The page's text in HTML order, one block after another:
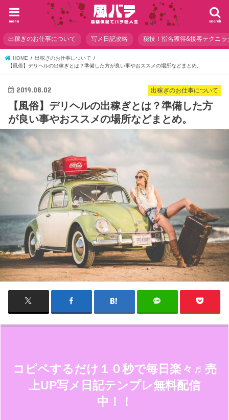
search
menu
出稼ぎのお仕事について 写メ日記攻略 秘技！指名獲得&接客テクニッ
HOME
出稼ぎのお仕事について
【風俗】デリヘルの出稼ぎとは？準備した方が良い事やおススメの場所などまとめ。
出稼ぎのお仕事について
2019.08.02
【風俗】デリヘルの出稼ぎとは？準備した方
が良い事やおススメの場所などまとめ。
コピペするだけ１０秒で毎日楽々♬売
上UP写メ日記テンプレ無料配信
中！！